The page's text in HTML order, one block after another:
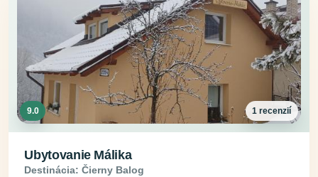
9.0 1 recenzií
Ubytovanie Málika
Destinácia: Čierny Balog